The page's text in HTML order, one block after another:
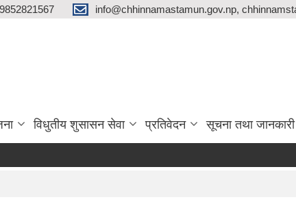
info@chhinnamastamun.gov.np,
विधुतीय शुसासन सेवा प्रतिवेदन सूचना तथा जानकारी